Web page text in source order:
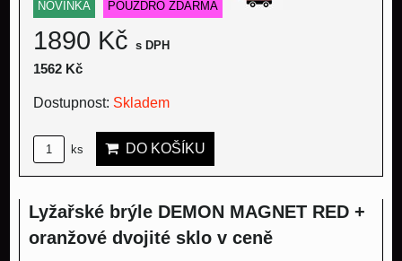
NOVINKA POUZDRO ZDARMA
1890 Kč s DPH
1562 Kč
Dostupnost: Skladem
ks DO KOŠÍKU
Lyžařské brýle DEMON MAGNET RED +
oranžové dvojité sklo v ceně